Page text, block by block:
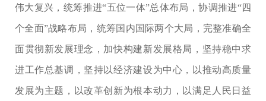
伟大复兴，统筹推进“五位一体”总体布局，协调推进“四
个全面”战略布局，统筹国内国际两个大局，完整准确全
面贯彻新发展理念，加快构建新发展格局，坚持稳中求
进工作总基调，坚持以经济建设为中心，以推动高质量
发展为主题，以改革创新为根本动力，以满足人民日益